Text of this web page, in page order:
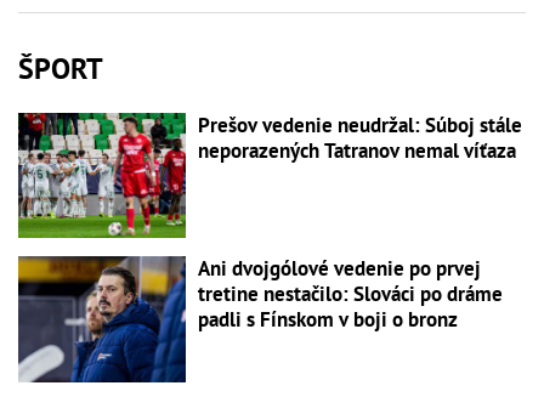
ŠPORT
Prešov vedenie neudržal: Súboj stále
neporazených Tatranov nemal víťaza
Ani dvojgólové vedenie po prvej
tretine nestačilo: Slováci po dráme
padli s Fínskom v boji o bronz